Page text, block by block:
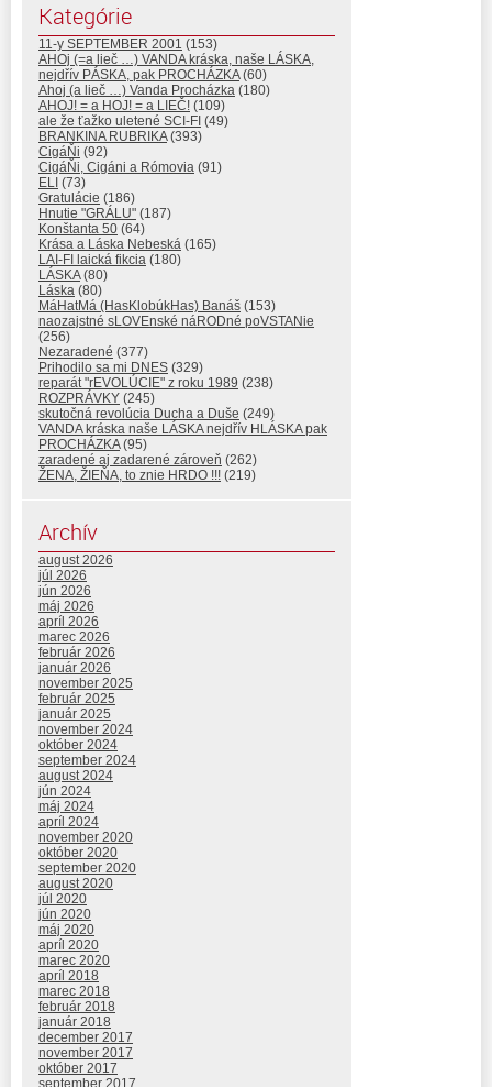
Kategórie
11-y SEPTEMBER 2001 (153)
AHOj (=a lieč …) VANDA kráska, naše LÁSKA,
nejdřív PÁSKA, pak PROCHÁZKA(60)
Ahoj (a lieč …) Vanda Procházka (180)
AHOJ! = a HOJ! = a LIEČ! (109)
ale že ťažko uletené SCI-FI (49)
BRANKINA RUBRIKA(393)
CigáŇi (92)
CigáŇi, Cigáni a Rómovia (91)
ELI (73)
Gratulácie (186)
Hnutie "GRÁLU" (187)
Konštanta 50 (64)
Krása a Láska Nebeská (165)
LAI-FI laická fikcia (180)
LÁSKA(80)
Láska (80)
MáHatMá (HasKlobúkHas) Banáš (153)
naozajstné sLOVEnské náRODné poVSTANie
(256)
Nezaradené (377)
Prihodilo sa mi DNES (329)
reparát "rEVOLÚCIE" z roku 1989 (238)
ROZPRÁVKY (245)
skutočná revolúcia Ducha a Duše (249)
VANDA kráska naše LÁSKA nejdřív HLÁSKA pak
PROCHÁZKA(95)
zaradené aj zadarené zároveň (262)
ŽENA, ŽIEŇA, to znie HRDO !!! (219)
Archív
august 2026
júl 2026
jún 2026
máj 2026
apríl 2026
marec 2026
február 2026
január 2026
november 2025
február 2025
január 2025
november 2024
október 2024
september 2024
august 2024
jún 2024
máj 2024
apríl 2024
november 2020
október 2020
september 2020
august 2020
júl 2020
jún 2020
máj 2020
apríl 2020
marec 2020
apríl 2018
marec 2018
február 2018
január 2018
december 2017
november 2017
október 2017